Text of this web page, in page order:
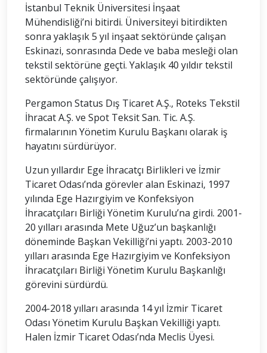
İstanbul Teknik Üniversitesi İnşaat
Mühendisliği’ni bitirdi. Üniversiteyi bitirdikten
sonra yaklaşık 5 yıl inşaat sektöründe çalışan
Eskinazi, sonrasında Dede ve baba mesleği olan
tekstil sektörüne geçti. Yaklaşık 40 yıldır tekstil
sektöründe çalışıyor.
Pergamon Status Dış Ticaret A.Ş., Roteks Tekstil
İhracat A.Ş. ve Spot Teksit San. Tic. A.Ş.
firmalarının Yönetim Kurulu Başkanı olarak iş
hayatını sürdürüyor.
Uzun yıllardır Ege İhracatçı Birlikleri ve İzmir
Ticaret Odası’nda görevler alan Eskinazi, 1997
yılında Ege Hazırgiyim ve Konfeksiyon
İhracatçıları Birliği Yönetim Kurulu’na girdi. 2001-
20 yılları arasında Mete Uğuz’un başkanlığı
döneminde Başkan Vekilliği’ni yaptı. 2003-2010
yılları arasında Ege Hazırgiyim ve Konfeksiyon
İhracatçıları Birliği Yönetim Kurulu Başkanlığı
görevini sürdürdü.
2004-2018 yılları arasında 14 yıl İzmir Ticaret
Odası Yönetim Kurulu Başkan Vekilliği yaptı.
Halen İzmir Ticaret Odası’nda Meclis Üyesi.